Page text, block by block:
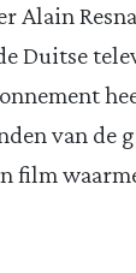
Alain
Duitse
van de
film